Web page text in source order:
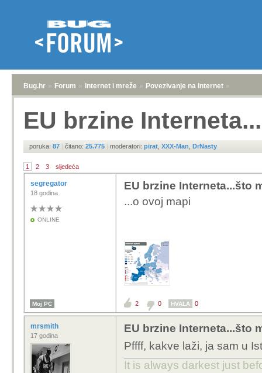
Bug.hr » Forum » Internet i mreže » Povezivanje na Internet »
EU brzine
poruka: 87 | čitano: 25.775 | moderatori: pirat XXX-Man DrNasty
1 2 3 sljedeća
segregator
18 godina
ONLINE
EU brzine Interneta...što
...o ovoj mapi
Moj PC 2 0 HVALA 0
mrsmith
17 godina
EU brzine Interneta...što
Pffff, kakve laži, ja sam u
It is always darkest just